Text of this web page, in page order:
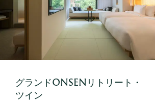
グランドONSENリトリート・
ツイン